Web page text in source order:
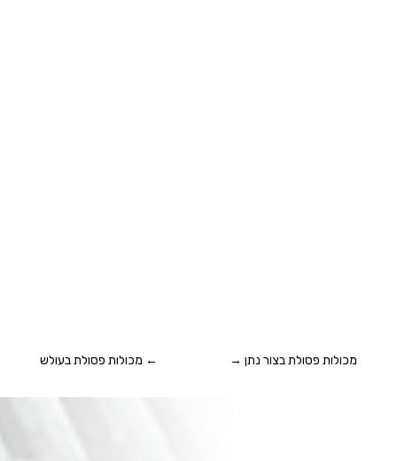
← מכולות פסולת בעולש מכולות פסולת בצור נתן→